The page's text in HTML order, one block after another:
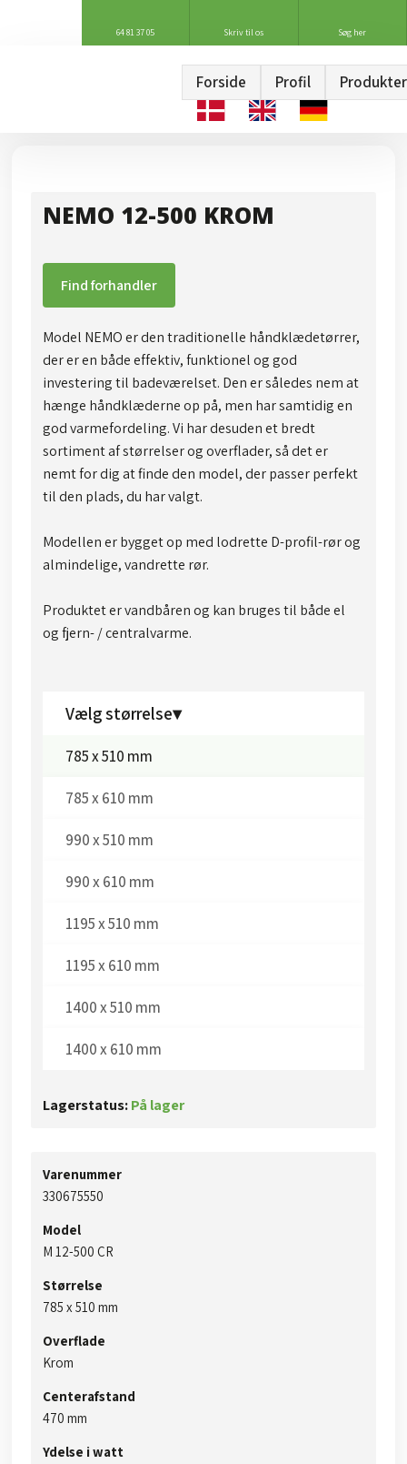
64 81 37 05 Skriv til os Søg her
Forside Profil Produkter
NEMO 12-500 KROM
Find forhandler
Model NEMO er den traditionelle håndklædetørrer,
der er en både effektiv, funktionel og god
investering til badeværelset. Den er således nem at
hænge håndklæderne op på, men har samtidig en
god varmefordeling. Vi har desuden et bredt
sortiment af størrelser og overflader, så det er
nemt for dig at finde den model, der passer perfekt
til den plads, du har valgt.
Modellen er bygget op med lodrette D-profil-rør og
almindelige, vandrette rør.
Produktet er vandbåren og kan bruges til både el
og fjern- / centralvarme.
Vælg størrelse▾
785 x 510 mm​
785 x 610 mm
990 x 510 mm
990 x 610 mm
1195 x 510 mm
1195 x 610 mm​
1400 x 510 mm​
1400 x 610 mm​
Lagerstatus:På lager
Varenummer
330675550​
Model
M 12-500 CR
Størrelse
785 x 510 mm
Overflade
Krom
Centerafstand
470 mm
Ydelse i watt